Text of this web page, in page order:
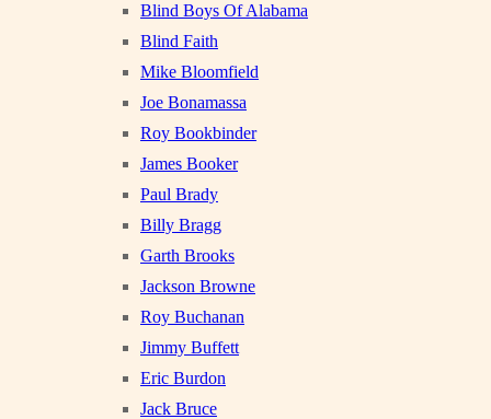
Blind Boys Of Alabama
Blind Faith
Mike Bloomfield
Joe Bonamassa
Roy Bookbinder
James Booker
Paul Brady
Billy Bragg
Garth Brooks
Jackson Browne
Roy Buchanan
Jimmy Buffett
Eric Burdon
Jack Bruce